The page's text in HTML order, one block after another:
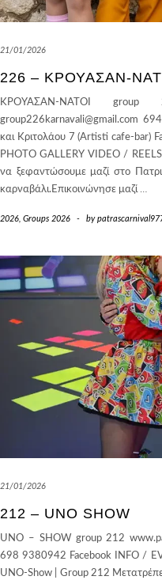
21/01/2026
226 – ΚΡΟΥΑΣΑΝ-
ΚΡΟΥΑΣΑΝ-ΝΑΤΟΙ group
group226karnavali@gmail.com
και Κριτολάου 7 (Artisti cafe-bar)
PHOTO GALLERY VIDEO /
να ξεφαντώσουμε μαζί στο
καρναβάλι.Επικοινώνησε μαζί …
2026, Groups 2026 - by
21/01/2026
212 – UNO SHOW
UNO – SHOW group 212
698 9380942 Facebook INFO /
UNO-Show | Group 212